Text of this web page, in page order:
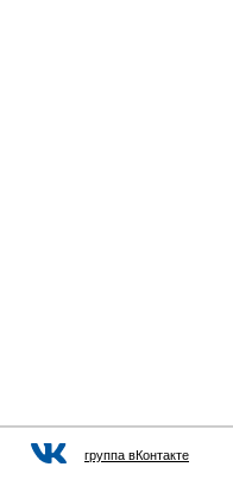
группа вКонтакте